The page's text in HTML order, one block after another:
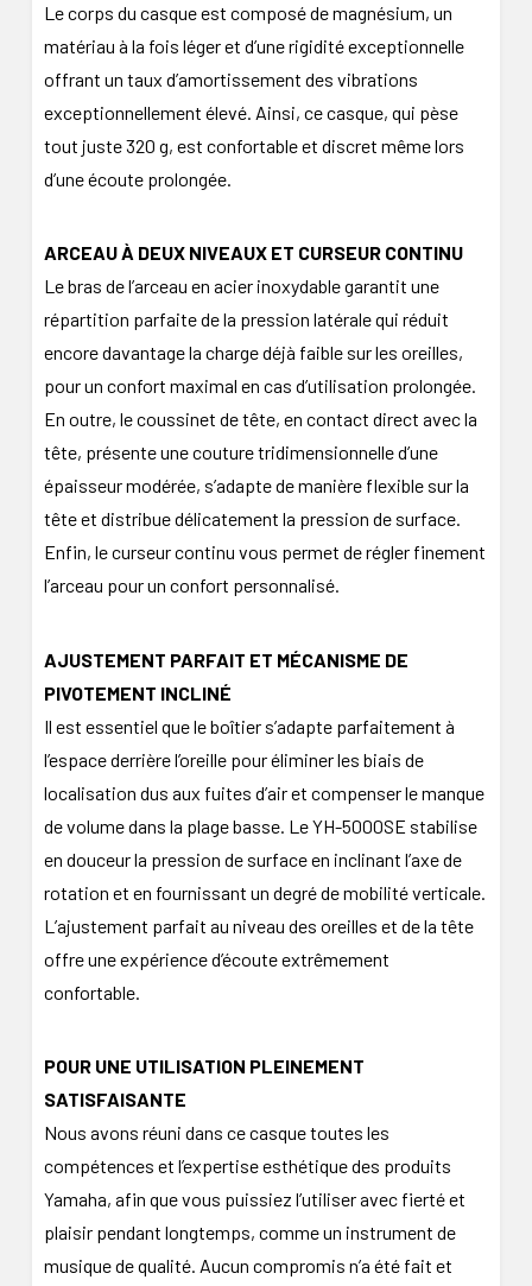
Le corps du casque est composé de magnésium, un
matériau à la fois léger et d’une rigidité exceptionnelle
offrant un taux d’amortissement des vibrations
exceptionnellement élevé. Ainsi, ce casque, qui pèse
tout juste 320 g, est confortable et discret même lors
d’une écoute prolongée.
ARCEAU À DEUX NIVEAUX ET CURSEUR CONTINU
Le bras de l’arceau en acier inoxydable garantit une
répartition parfaite de la pression latérale qui réduit
encore davantage la charge déjà faible sur les oreilles,
pour un confort maximal en cas d’utilisation prolongée.
En outre, le coussinet de tête, en contact direct avec la
tête, présente une couture tridimensionnelle d’une
épaisseur modérée, s’adapte de manière flexible sur la
tête et distribue délicatement la pression de surface.
Enfin, le curseur continu vous permet de régler finement
l’arceau pour un confort personnalisé.
AJUSTEMENT PARFAIT ET MÉCANISME DE
PIVOTEMENT INCLINÉ
Il est essentiel que le boîtier s’adapte parfaitement à
l’espace derrière l’oreille pour éliminer les biais de
localisation dus aux fuites d’air et compenser le manque
de volume dans la plage basse. Le YH-5000SE stabilise
en douceur la pression de surface en inclinant l’axe de
rotation et en fournissant un degré de mobilité verticale.
L’ajustement parfait au niveau des oreilles et de la tête
offre une expérience d’écoute extrêmement
confortable.
POUR UNE UTILISATION PLEINEMENT
SATISFAISANTE
Nous avons réuni dans ce casque toutes les
compétences et l’expertise esthétique des produits
Yamaha, afin que vous puissiez l’utiliser avec fierté et
plaisir pendant longtemps, comme un instrument de
musique de qualité. Aucun compromis n’a été fait et